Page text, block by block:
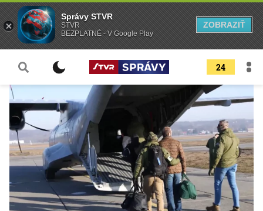
24
Správy STVR
STVR
BEZPLATNÉ - V Google Play
ZOBRAZIŤ